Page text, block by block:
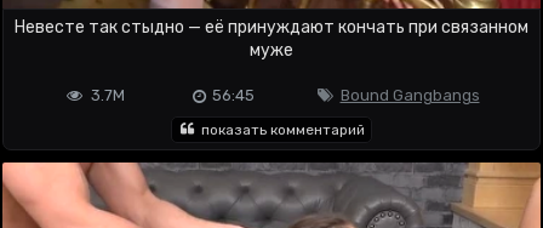
Невесте так стыдно — её принуждают кончать при связанном
муже
Bound Gangbangs
56:45
3.7M
показать комментарий